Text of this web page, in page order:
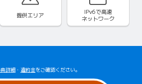
提供エリア IPv6で高速
ネットワーク
詳細 ・ 違約金をご確認ください。